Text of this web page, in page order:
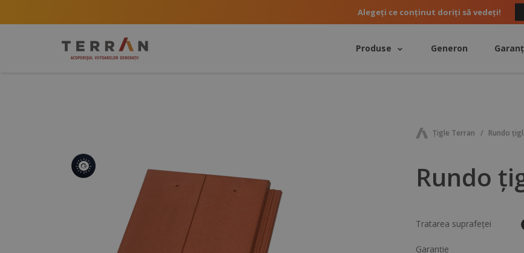
Alegeți ce conținut doriți să vedeți!
Produse Generon
Ţigle Terran Rundo
Rundo
Tratarea suprafeței
Garanție